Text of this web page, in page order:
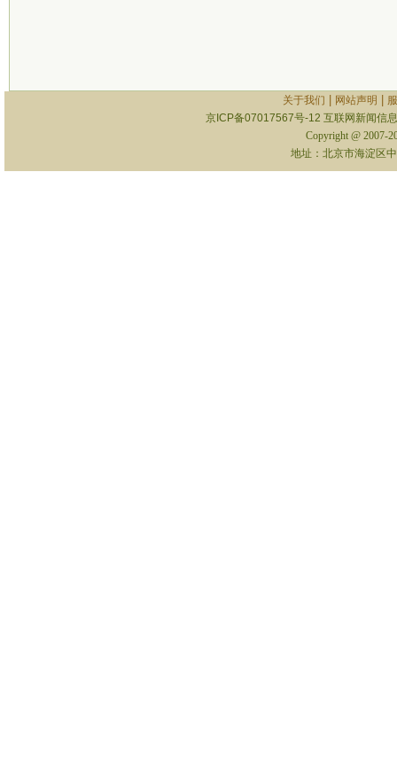
关于我们 网站声明
京ICP备07017567号-12 互联网新闻信
Copyright @ 2007-
地址：北京市海淀区